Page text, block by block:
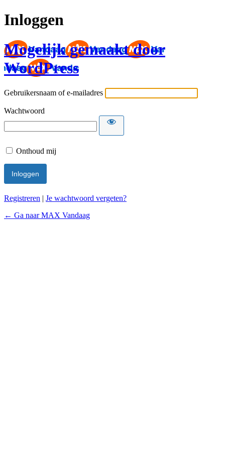
Inloggen
Mogelijk gemaakt door
WordPress
Gebruikersnaam of e-mailadres
Wachtwoord
Onthoud mij
Registreren | Je wachtwoord vergeten?
← Ga naar MAX Vandaag